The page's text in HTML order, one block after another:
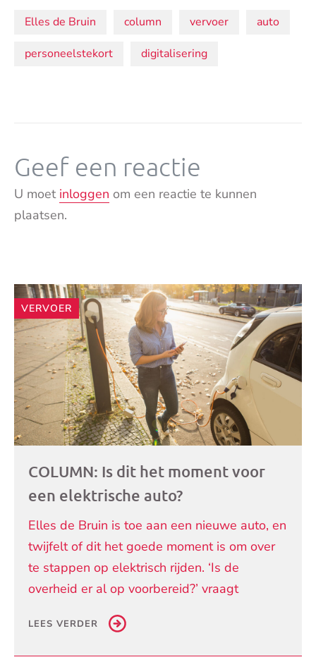
Onderwerpen:
Elles de Bruin column vervoer auto
personeelstekort digitalisering
Geef een reactie
U moet inloggen om een reactie te kunnen
plaatsen.
Andere
artikelen
VERVOER
COLUMN: Is dit het moment voor
een elektrische auto?
Elles de Bruin is toe aan een nieuwe auto, en
twijfelt of dit het goede moment is om over
te stappen op elektrisch rijden. ‘Is de
overheid er al op voorbereid?’ vraagt
LEES VERDER